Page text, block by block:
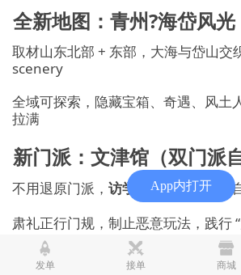
App内打开
全新地图：青州?海岱风光
取材山东北部 + 东部，大海与岱山交
scenery
全域可探索，隐藏宝箱、奇遇、风土
拉满
新门派：文津馆（双门派
不用退原门派， 访学游历直接加入，
肃礼正行门规，制止恶意玩法，践行
专属求学生活玩法、门派商店、宿舍
发单 接单 商城